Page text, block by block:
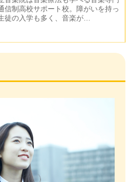
信制高校サポート校。障がいを持っ
徒の入学も多く、音楽が…